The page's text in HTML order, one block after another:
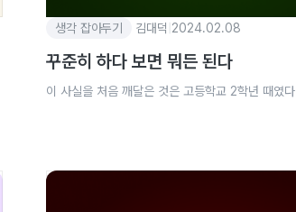
생각 잡아두기 김대덕 2024.02.08
꾸준히 하다 보면 뭐든 된다
이 사실을 처음 깨달은 것은 고등학교 2학년 때였다